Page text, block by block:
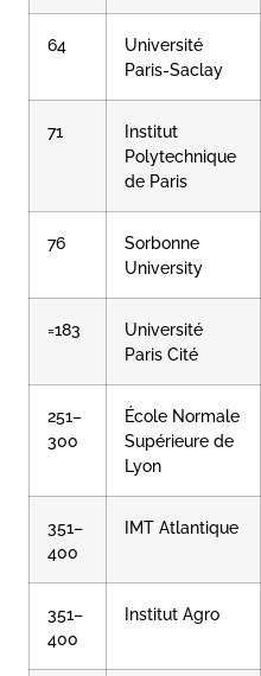
64
Université
Paris-Saclay
71
Institut
Polytechnique
de Paris
76
Sorbonne
University
=183
Université
Paris Cité
251–
300
École Normale
Supérieure de
Lyon
351–
400
IMT Atlantique
351–
400
Institut Agro